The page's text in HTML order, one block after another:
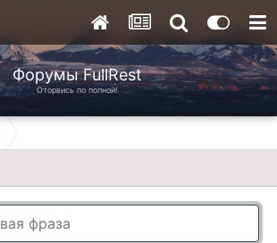
Форумы FullRest
Оторвись по полной!